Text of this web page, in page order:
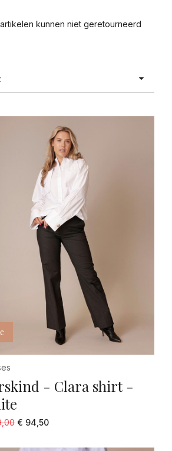
kunnen niet geretourneerd
25
26
27
28
- Clara shirt -
€ 94,50